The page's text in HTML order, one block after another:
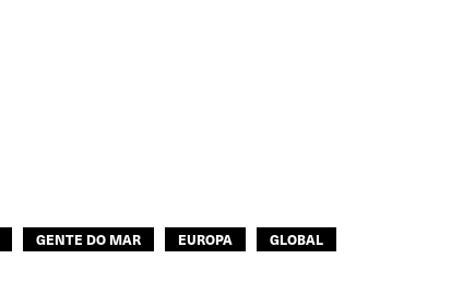
GENTE DO MAR EUROPA GLOBAL